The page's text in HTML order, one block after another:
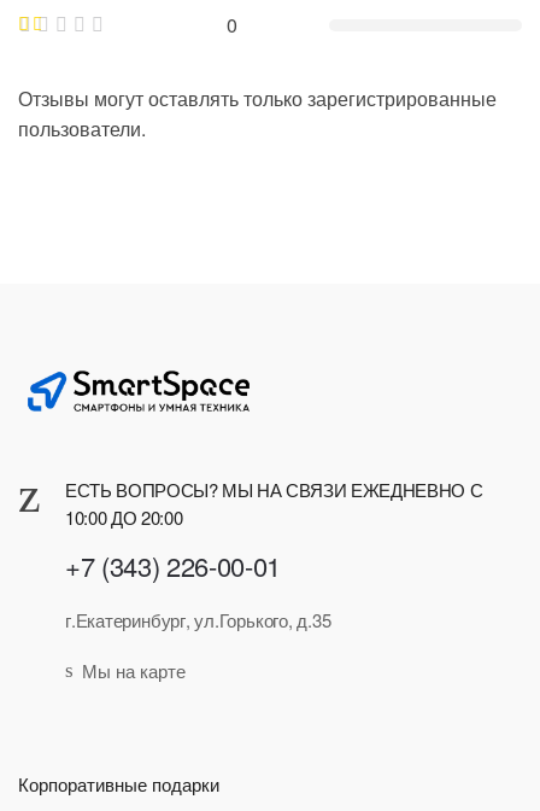
0
Отзывы могут оставлять только зарегистрированные
пользователи.
ЕСТЬ ВОПРОСЫ? МЫ НА СВЯЗИ ЕЖЕДНЕВНО С
10:00 ДО 20:00
+7 (343) 226-00-01
г.Екатеринбург, ул.Горького, д.35
Мы на карте
Корпоративные подарки